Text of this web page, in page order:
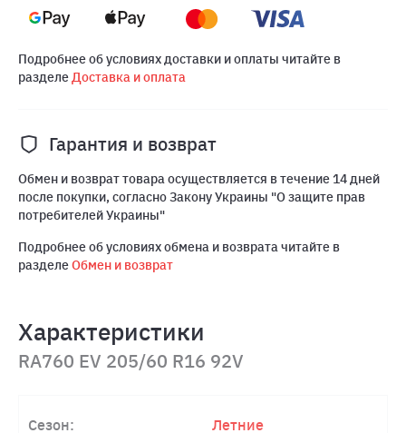
Подробнее об условиях доставки и оплаты читайте в
разделеДоставка и оплата
Гарантия и возврат
Обмен и возврат товара осуществляется в течение 14 дней
после покупки, согласно Закону Украины "О защите прав
потребителей Украины"
Подробнее об условиях обмена и возврата читайте в
разделеОбмен и возврат
Характеристики
RA760 EV 205/60 R16 92V
Сезон: Летние